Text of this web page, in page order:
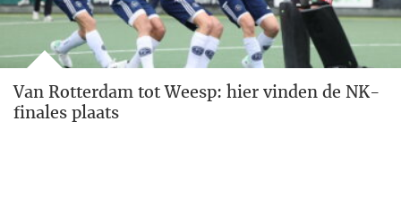
Van Rotterdam tot Weesp: hier vinden de NK-
finales plaats